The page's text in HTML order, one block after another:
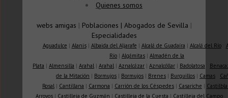
Quienes somos
webs amigas | Poblaciones | Abogados de Sevilla |
Especialidades
Aguadulce | Alanis| Albaida del Aljarafe | Alcalá de Guadaíra | Alcalá del Río|
Río | Algámitas | Almadén de la
Plata | Almensilla | Arahal | Arahal | Aznalcázar | Aznalcóllar | Badolatosa
de la Mitación | Bormujos | Bormujos | Brenes | Burguillos | Camas
Rosal | Cantillana | Carmona | Carrión de los Céspedes | Casariche |
Arroyos | Castilleja de Guzmán | Castilleja de la Cuesta | Castilleja del Campo